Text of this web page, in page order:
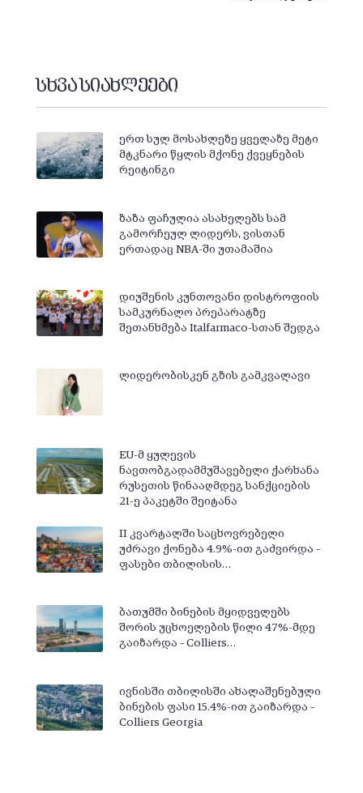
სხვა სიახლეები
ერთ სულ მოსახლეზე ყველაზე მეტი
მტკნარი წყლის მქონე ქვეყნების
რეიტინგი
ზაზა ფაჩულია ასახელებს სამ
გამორჩეულ ლიდერს, ვისთან
ერთადაც NBA-ში უთამაშია
დიუშენის კუნთოვანი დისტროფიის
სამკურნალო პრეპარატზე
შეთანხმება Italfarmaco-სთან შედგა
ლიდერობისკენ გზის გამკვალავი
EU-მ ყულევის
ნავთობგადამმუშავებელი ქარხანა
რუსეთის წინააღმდეგ სანქციების
21-ე პაკეტში შეიტანა
II კვარტალში საცხოვრებელი
უძრავი ქონება 4.9%-ით გაძვირდა –
ფასები თბილისის…
ბათუმში ბინების მყიდველებს
შორის უცხოელების წილი 47%-მდე
გაიზარდა – Colliers…
ივნისში თბილისში ახალაშენებული
ბინების ფასი 15.4%-ით გაიზარდა –
Colliers Georgia